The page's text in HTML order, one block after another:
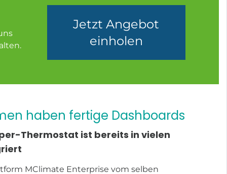
Jetzt Angebot
einholen
haben fertige Dashboards
Thermostat ist bereits in vielen
MClimate Enterprise vom selben